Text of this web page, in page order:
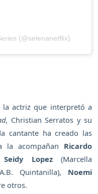
(@selenanetflix)
la actriz que interpretó a
, Christian Serratos y su
cantante ha creado las
la acompañan Ricardo
Seidy Lopez(Marcella
Quintanilla), Noemi
otros.